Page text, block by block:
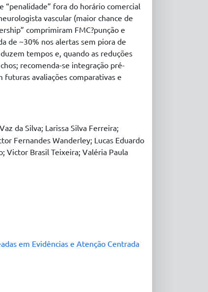
“penalidade” fora do horário comercial
vascular (maior chance de
comprimiram FMC?punção e
de ~30% nos alertas sem piora de
tempos e, quando as reduções
recomenda-se integração pré-
avaliações comparativas e
da Silva; Larissa Silva Ferreira;
Fernandes Wanderley; Lucas Eduardo
Victor Brasil Teixeira; Valéria Paula
em Evidências e Atenção Centrada